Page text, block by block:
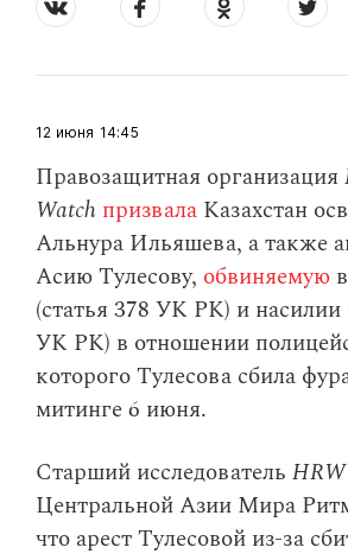
14:45
12 июня
Правозащитная организация
Watch призвала Казахстан
Альнура Ильяшева, а также
Асию Тулесову, обвиняемую
(статья 378 УК РК) и насилии
УК РК) в отношении
которого Тулесова сбила
митинге 6 июня.
Старший исследователь HRW
Центральной Азии Мира
что арест Тулесовой из-за